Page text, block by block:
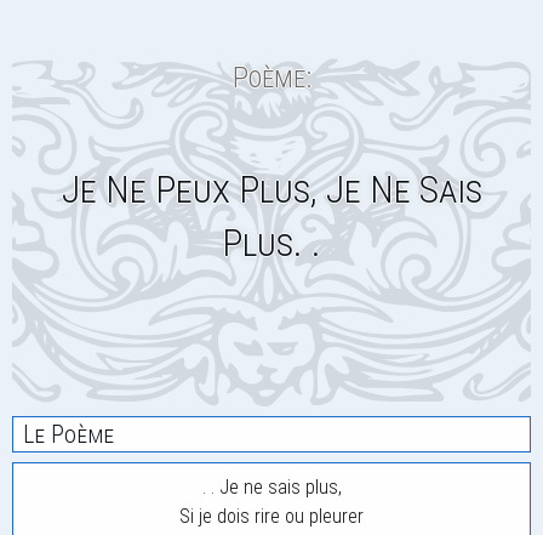
Poème:
Je Ne Peux Plus, Je Ne Sais
Plus. .
Le Poème
. . Je ne sais plus,
Si je dois rire ou pleurer